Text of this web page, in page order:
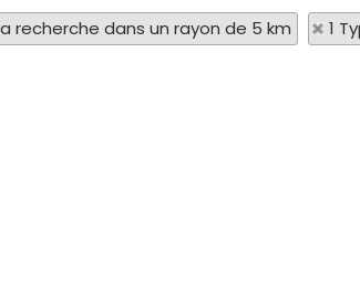
recherche dans un rayon de 5 km
1